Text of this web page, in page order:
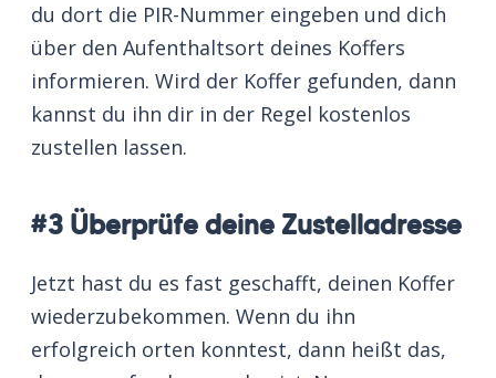
du dort die PIR-Nummer eingeben und dich
über den Aufenthaltsort deines Koffers
informieren. Wird der Koffer gefunden, dann
kannst du ihn dir in der Regel kostenlos
zustellen lassen.
#3 Überprüfe deine Zustelladresse
Jetzt hast du es fast geschafft, deinen Koffer
wiederzubekommen. Wenn du ihn
erfolgreich orten konntest, dann heißt das,